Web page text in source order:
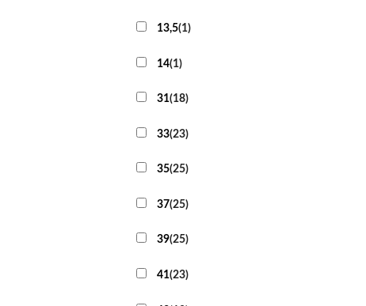
13,5(1)
14(1)
31(18)
33(23)
35(25)
37(25)
39(25)
41(23)